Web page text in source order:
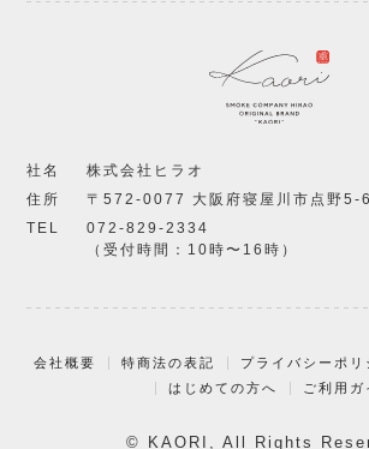
社名
株式会社ヒラオ
住所
〒572-0077 大阪府寝屋川市点野5-
TEL
072-829-2334
（受付時間：10時〜16時）
会社概要 特商法の表記 プライバシーポリ
はじめての方へ
ご利用ガ
© KAORI, All Rights